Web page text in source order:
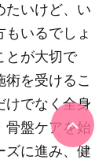
たいけど、い
いるでしょ
とが大切で
を受けるこ
けでなく全身
骨盤ケアを始
ズに進み、健